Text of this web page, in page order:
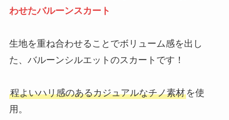
わせたバルーンスカート
生地を重ね合わせることでボリューム感を出し
た、バルーンシルエットのスカートです！
程よいハリ感のあるカジュアルなチノ素材を使
用。